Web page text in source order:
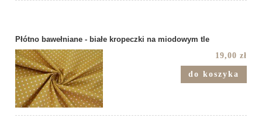
Płótno bawełniane - białe kropeczki na miodowym tle
19,00 zł
do koszyka